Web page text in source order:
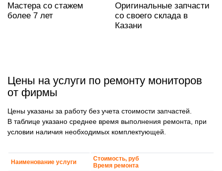
Мастера со стажем
более 7 лет
Оригинальные запчасти
со своего склада в
Казани
Цены на услуги по ремонту мониторов
от фирмы
Цены указаны за работу без учета стоимости запчастей.
В таблице указано среднее время выполнения ремонта, при
условии наличия необходимых комплектующей.
Наименование услуги
Стоимость, руб
Время ремонта